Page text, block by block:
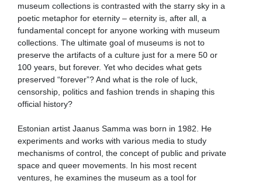
museum collections is contrasted with the starry sky in a
poetic metaphor for eternity – eternity is, after all, a
fundamental concept for anyone working with museum
collections. The ultimate goal of museums is not to
preserve the artifacts of a culture just for a mere 50 or
100 years, but forever. Yet who decides what gets
preserved “forever”? And what is the role of luck,
censorship, politics and fashion trends in shaping this
official history?
Estonian artist Jaanus Samma was born in 1982. He
experiments and works with various media to study
mechanisms of control, the concept of public and private
space and queer movements. In his most recent
ventures, he examines the museum as a tool for